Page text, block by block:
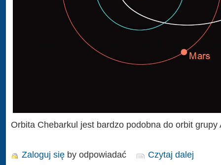
Orbita Chebarkul jest bardzo podobna do orbit grupy
Zaloguj się by odpowiadać Czytaj dalej